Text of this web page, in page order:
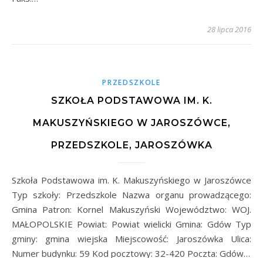
28 lipca 2016
PRZEDSZKOLE
SZKOŁA PODSTAWOWA IM. K.
MAKUSZYŃSKIEGO W JAROSZÓWCE,
PRZEDSZKOLE, JAROSZÓWKA
Szkoła Podstawowa im. K. Makuszyńskiego w Jaroszówce
Typ szkoły: Przedszkole Nazwa organu prowadzącego:
Gmina Patron: Kornel Makuszyński Województwo: WOJ.
MAŁOPOLSKIE Powiat: Powiat wielicki Gmina: Gdów Typ
gminy: gmina wiejska Miejscowość: Jaroszówka Ulica:
Numer budynku: 59 Kod pocztowy: 32-420 Poczta: Gdów…